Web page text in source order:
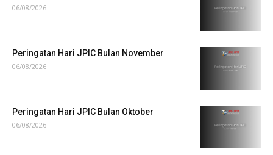
06/08/2026
Peringatan Hari JPIC Bulan November
06/08/2026
Peringatan Hari JPIC Bulan Oktober
06/08/2026